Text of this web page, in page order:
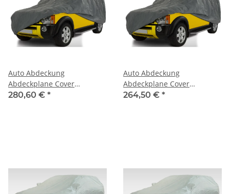
Auto Abdeckung
Abdeckplane Cover
Ganzgarage outdoor
280,60 € *
Auto Abdeckung
Abdeckplane Cover
Ganzgarage outdoor
264,50 € *